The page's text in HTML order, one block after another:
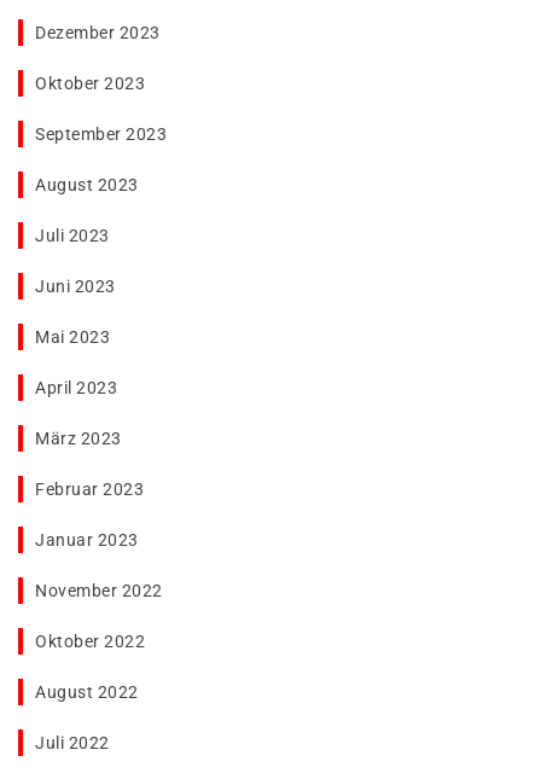
Dezember 2023
Oktober 2023
September 2023
August 2023
Juli 2023
Juni 2023
Mai 2023
April 2023
März 2023
Februar 2023
Januar 2023
November 2022
Oktober 2022
August 2022
Juli 2022